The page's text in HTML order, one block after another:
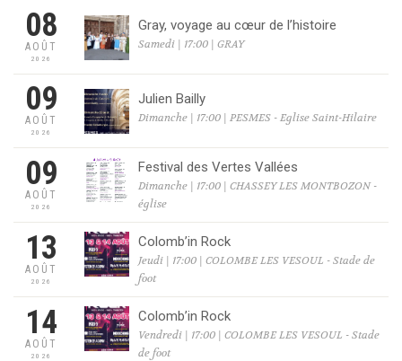
08
AOÛT
2026
Gray, voyage au cœur de l’histoire
Samedi | 17:00 | GRAY
09
AOÛT
2026
Julien Bailly
Dimanche | 17:00 | PESMES - Eglise Saint-Hilaire
09
AOÛT
2026
Festival des Vertes Vallées
Dimanche | 17:00 | CHASSEY LES MONTBOZON -
église
13
AOÛT
2026
Colomb’in Rock
Jeudi | 17:00 | COLOMBE LES VESOUL - Stade de
foot
14
AOÛT
2026
Colomb’in Rock
Vendredi | 17:00 | COLOMBE LES VESOUL - Stade
de foot